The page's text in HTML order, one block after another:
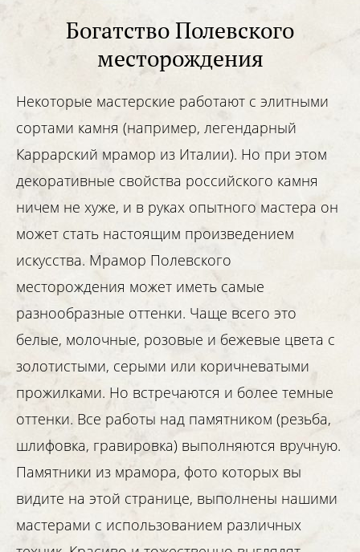
Богатство Полевского
меcторождения
Некоторые мастерские работают с элитными
сортами камня (например, легендарный
Каррарский мрамор из Италии). Но при этом
декоративные свойства российского камня
ничем не хуже, и в руках опытного мастера он
может стать настоящим произведением
искусства. Мрамор Полевского
меcторождения может иметь самые
разнообразные оттенки. Чаще всего это
белые, молочные, розовые и бежевые цвета с
золотистыми, серыми или коричневатыми
прожилками. Но встречаются и более темные
оттенки. Все работы над памятником (резьба,
шлифовка, гравировка) выполняются вручную.
Памятники из мрамора, фото которых вы
видите на этой странице, выполнены нашими
мастерами с использованием различных